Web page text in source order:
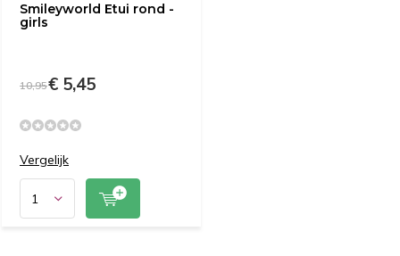
Smileyworld Etui rond -
girls
10,95€ 5,45
Vergelijk